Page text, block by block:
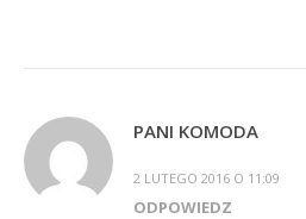
PANI KOMODA
2 LUTEGO 2016 O 11:09
ODPOWIEDZ